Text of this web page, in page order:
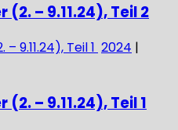
– 9.11.24), Teil 2
2024 |
– 9.11.24), Teil 1